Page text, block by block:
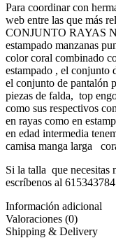
Para coordinar con
web entre las que más
CONJUNTO RAYAS
estampado manzanas
color coral combinado
estampado , el conjunto
el conjunto de pantalón
piezas de falda, top
como sus respectivos
en rayas como en
en edad intermedia
camisa manga larga
Si la talla que necesitas
escríbenos al
Información adicional
Valoraciones (0)
Shipping & Delivery